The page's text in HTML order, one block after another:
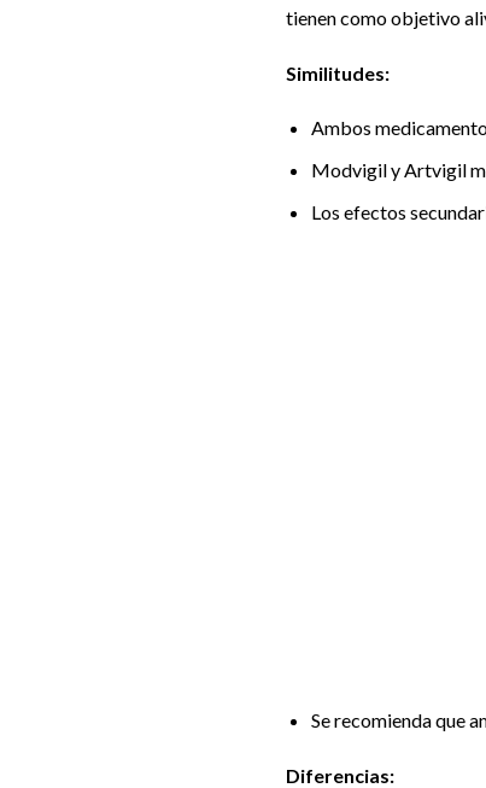
tienen como objetivo
Similitudes:
Ambos
Modvigil y Artvigil
Los efectos
Se recomienda que
Diferencias: